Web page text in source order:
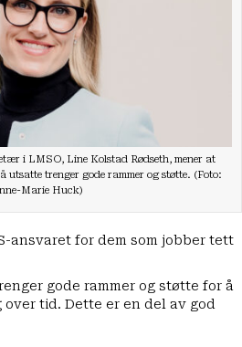
i LMSO, Line Kolstad Rødseth, mener at
utsatte trenger gode rammer og støtte. (Foto:
Marie Huck)
ansvaret for dem som jobber tett
gode rammer og støtte for å
tid. Dette er en del av god